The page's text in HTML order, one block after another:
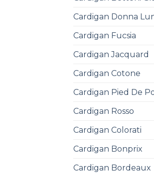
Cardigan Donna
Cardigan Fucsia
Cardigan Jacquard
Cardigan Cotone
Cardigan Pied De
Cardigan Rosso
Cardigan Colorati
Cardigan Bonprix
Cardigan Bordeaux